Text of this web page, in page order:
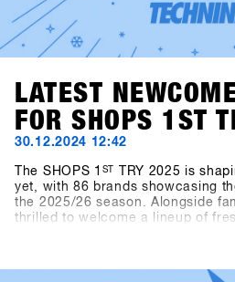
LATEST
FOR SHOPS 1ST
30.12.2024 12:42
The SHOPS 1 ST
TRY 2025 is
yet, with 86 brands showcasing
the 2025/26 season. Alongside
thrilled to welcome a lineup of